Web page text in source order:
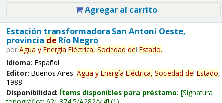
Agregar al carrito
Estación transformadora San Antoni Oeste,
provincia deRío Negro
por Agua y Energía Eléctrica, Sociedad del Estado.
Idioma: Español
Editor: Buenos Aires: Agua y Energía Eléctrica, Sociedad del Estado,
1988
Disponibilidad: Ítems disponibles para préstamo: Signatura